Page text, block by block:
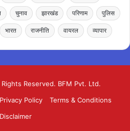
चुनाव झारखंड परिणाम पुलिस
भारत राजनीति वायरल व्यापार
Reserved. BFM Pvt. Ltd.
Privacy Policy
Terms & Conditions
Disclaimer